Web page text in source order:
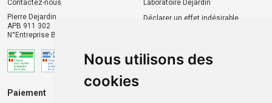
Nous utilisons des
cookies
Contactez-nous
Pierre Dejardin
APB 911 302
N°Entreprise BE0446.901.764
Laboratoire Dejardin
Déclarer un effet indésirable
Paiement